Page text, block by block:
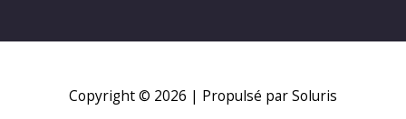
Copyright © 2026 | Propulsé par Soluris